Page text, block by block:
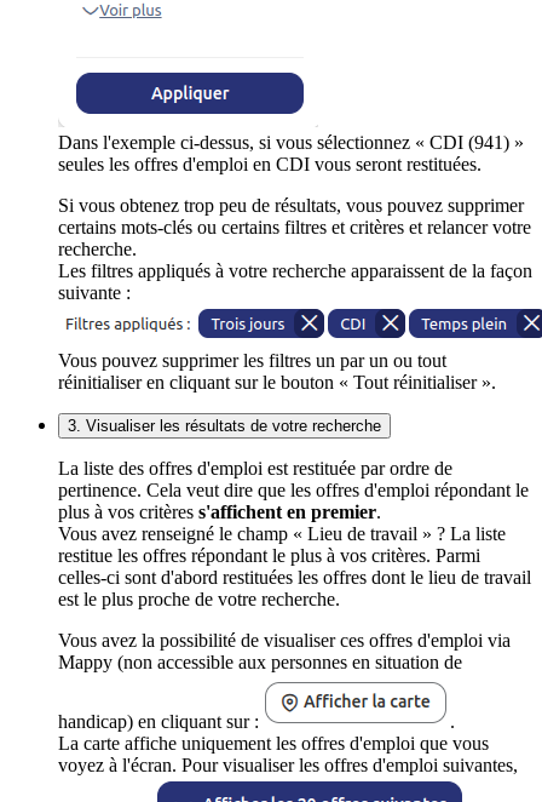
Dans l'exemple ci-dessus, si vous sélectionnez « CDI (941) »
seules les offres d'emploi en CDI vous seront restituées.
Si vous obtenez trop peu de résultats, vous pouvez supprimer
certains mots-clés ou certains filtres et critères et relancer votre
recherche.
Les filtres appliqués à votre recherche apparaissent de la façon
suivante :
Vous pouvez supprimer les filtres un par un ou tout
réinitialiser en cliquant sur le bouton « Tout réinitialiser ».
3. Visualiser les résultats de votre recherche
La liste des offres d'emploi est restituée par ordre de
pertinence. Cela veut dire que les offres d'emploi répondant le
plus à vos critères s'affichent en premier.
Vous avez renseigné le champ « Lieu de travail » ? La liste
restitue les offres répondant le plus à vos critères. Parmi
celles-ci sont d'abord restituées les offres dont le lieu de travail
est le plus proche de votre recherche.
Vous avez la possibilité de visualiser ces offres d'emploi via
Mappy (non accessible aux personnes en situation de
handicap) en cliquant sur :
.
La carte affiche uniquement les offres d'emploi que vous
voyez à l'écran. Pour visualiser les offres d'emploi suivantes,